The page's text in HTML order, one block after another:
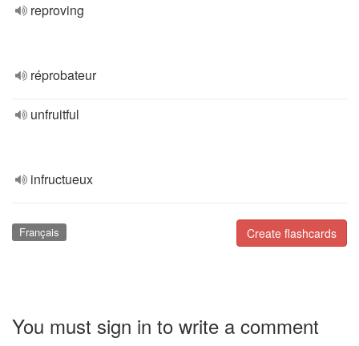
reproving
réprobateur
unfruitful
infructueux
Create flashcards
Français
You must sign in to write a comment